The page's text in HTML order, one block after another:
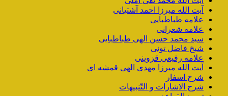
آیت الله میرزا احمد آشتیانی
علامه طباطبایی
علامه شعرانی
سید محمد حسن الهی طباطبایی
شیخ فاضل تونی
علامه رفیعی قزوینی
آیت الله میرزا مهدی الهی قمشه ای
شرح اسفار
شرح الاشارات و التّنبیهات